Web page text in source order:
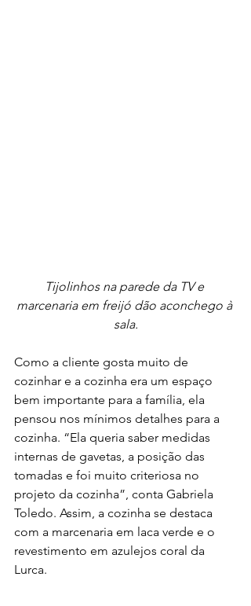
Tijolinhos na parede da TV e
marcenaria em freijó dão aconchego à
sala.
Como a cliente gosta muito de
cozinhar e a cozinha era um espaço
bem importante para a família, ela
pensou nos mínimos detalhes para a
cozinha. “Ela queria saber medidas
internas de gavetas, a posição das
tomadas e foi muito criteriosa no
projeto da cozinha”, conta Gabriela
Toledo. Assim, a cozinha se destaca
com a marcenaria em laca verde e o
revestimento em azulejos coral da
Lurca.